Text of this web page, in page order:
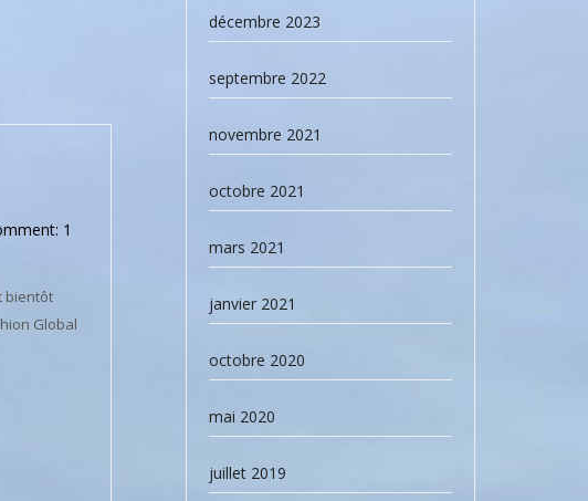
1
bientôt
Global
décembre 2023
septembre 2022
novembre 2021
octobre 2021
mars 2021
janvier 2021
octobre 2020
mai 2020
juillet 2019